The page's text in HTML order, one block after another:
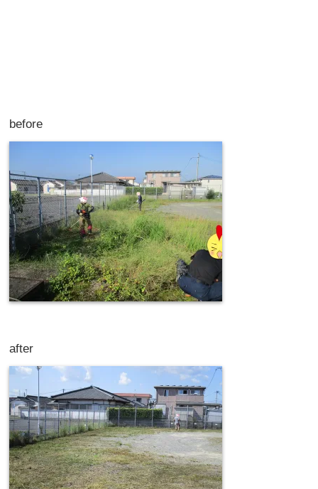
before
after